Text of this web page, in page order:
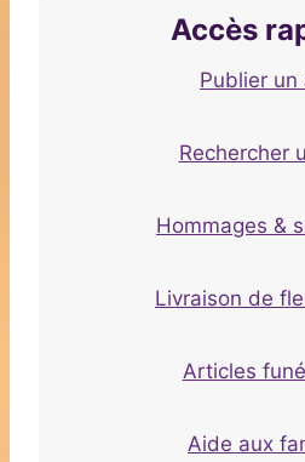
Accès
Publier un
Rechercher
Hommages &
Livraison de
Articles
Aide aux